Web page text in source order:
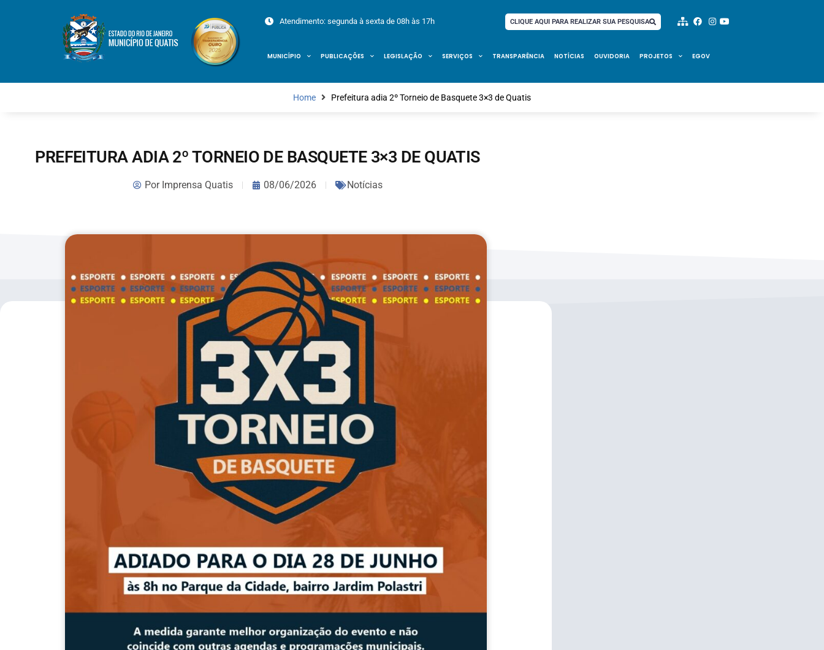
Atendimento: segunda à sexta de 08h às 17h CLIQUE AQUI PARA REALIZAR SUA PESQUISA
MUNICÍPIO PUBLICAÇÕES LEGISLAÇÃO SERVIÇOS TRANSPARÊNCIA NOTÍCIAS OUVIDORIA PROJETOS EGOV
Home Prefeitura adia 2º Torneio de Basquete 3×3 de Quatis
PREFEITURA ADIA 2º TORNEIO DE BASQUETE 3×3 DE QUATIS
PorImprensa Quatis 08/06/2026 Notícias